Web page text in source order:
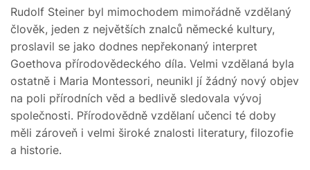
Rudolf Steiner byl mimochodem mimořádně vzdělaný
člověk, jeden z největších znalců německé kultury,
proslavil se jako dodnes nepřekonaný interpret
Goethova přírodovědeckého díla. Velmi vzdělaná byla
ostatně i Maria Montessori, neunikl jí žádný nový objev
na poli přírodních věd a bedlivě sledovala vývoj
společnosti. Přírodovědně vzdělaní učenci té doby
měli zároveň i velmi široké znalosti literatury, filozofie
a historie.